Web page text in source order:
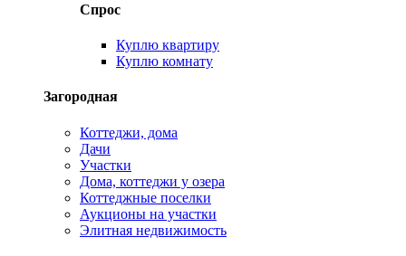
Спрос
Куплю квартиру
Куплю комнату
Загородная
Коттеджи, дома
Дачи
Участки
Дома, коттеджи у озера
Коттеджные поселки
Аукционы на участки
Элитная недвижимость